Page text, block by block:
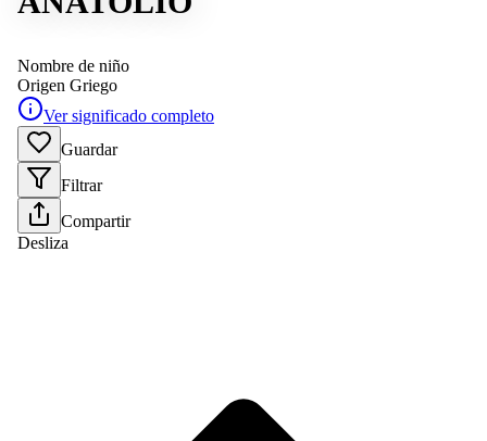
Nombre de niño
Origen Griego
Ver significado completo
Guardar
Filtrar
Compartir
Desliza